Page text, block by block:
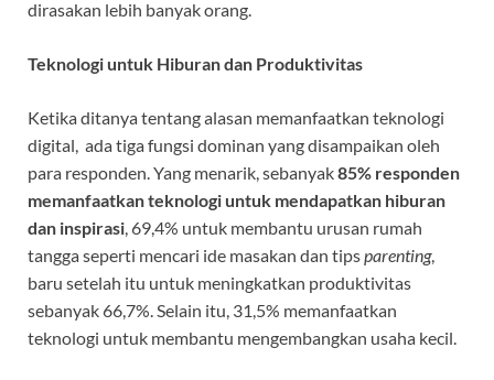
dirasakan lebih banyak orang.
Teknologi untuk Hiburan dan Produktivitas
Ketika ditanya tentang alasan memanfaatkan teknologi
digital, ada tiga fungsi dominan yang disampaikan oleh
para responden. Yang menarik, sebanyak85% responden
memanfaatkan teknologi untuk mendapatkan hiburan
dan inspirasi, 69,4% untuk membantu urusan rumah
tangga seperti mencari ide masakan dan tipsparenting,
baru setelah itu untuk meningkatkan produktivitas
sebanyak 66,7%. Selain itu, 31,5% memanfaatkan
teknologi untuk membantu mengembangkan usaha kecil.